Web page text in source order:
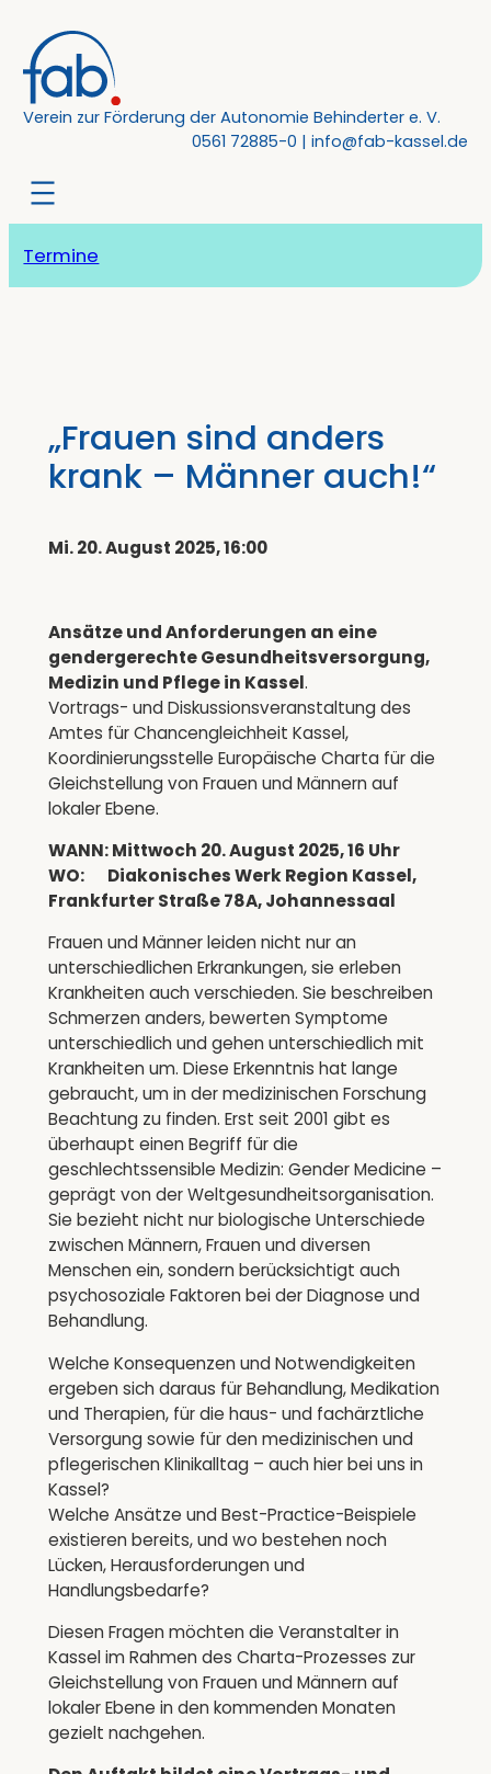
Inhalt
springen
Verein zur Förderung der Autonomie Behinderter e. V.
0561 72885-0 | info@fab-kassel.de
Termine
„Frauen sind anders
krank – Männer auch!“
Mi. 20. August 2025, 16:00
Ansätze und Anforderungen an eine
gendergerechte Gesundheitsversorgung,
Medizin und Pflege in Kassel.
Vortrags- und Diskussionsveranstaltung des
Amtes für Chancengleichheit Kassel,
Koordinierungsstelle Europäische Charta für die
Gleichstellung von Frauen und Männern auf
lokaler Ebene.
WANN: Mittwoch 20. August 2025, 16 Uhr
WO: Diakonisches Werk Region Kassel,
Frankfurter Straße 78A, Johannessaal
Frauen und Männer leiden nicht nur an
unterschiedlichen Erkrankungen, sie erleben
Krankheiten auch verschieden. Sie beschreiben
Schmerzen anders, bewerten Symptome
unterschiedlich und gehen unterschiedlich mit
Krankheiten um. Diese Erkenntnis hat lange
gebraucht, um in der medizinischen Forschung
Beachtung zu finden. Erst seit 2001 gibt es
überhaupt einen Begriff für die
geschlechtssensible Medizin: Gender Medicine –
geprägt von der Weltgesundheitsorganisation.
Sie bezieht nicht nur biologische Unterschiede
zwischen Männern, Frauen und diversen
Menschen ein, sondern berücksichtigt auch
psychosoziale Faktoren bei der Diagnose und
Behandlung.
Welche Konsequenzen und Notwendigkeiten
ergeben sich daraus für Behandlung, Medikation
und Therapien, für die haus- und fachärztliche
Versorgung sowie für den medizinischen und
pflegerischen Klinikalltag – auch hier bei uns in
Kassel?
Welche Ansätze und Best-Practice-Beispiele
existieren bereits, und wo bestehen noch
Lücken, Herausforderungen und
Handlungsbedarfe?
Diesen Fragen möchten die Veranstalter in
Kassel im Rahmen des Charta-Prozesses zur
Gleichstellung von Frauen und Männern auf
lokaler Ebene in den kommenden Monaten
gezielt nachgehen.